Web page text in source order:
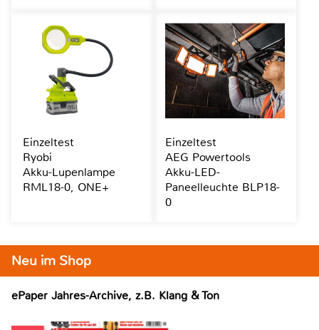
Neu im Shop
ePaper Jahres-Archive, z.B. Klang & Ton
Einzeltest
Ryobi
Akku-Lupenlampe
RML18-0, ONE+
Einzeltest
AEG Powertools
Akku-LED-
Paneelleuchte BLP18-
0